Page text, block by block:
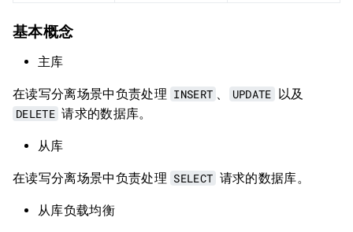
基本概念
主库
在读写分离场景中负责处理 INSERT 、 UPDATE 以及
DELETE 请求的数据库。
从库
在读写分离场景中负责处理 SELECT 请求的数据库。
从库负载均衡